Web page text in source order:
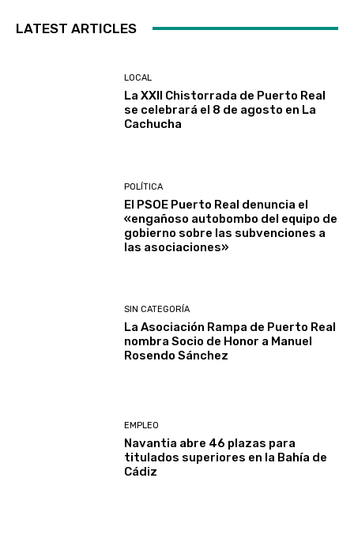
LATEST ARTICLES
LOCAL
La XXII Chistorrada de Puerto Real
se celebrará el 8 de agosto en La
Cachucha
POLÍTICA
El PSOE Puerto Real denuncia el
«engañoso autobombo del equipo de
gobierno sobre las subvenciones a
las asociaciones»
SIN CATEGORÍA
La Asociación Rampa de Puerto Real
nombra Socio de Honor a Manuel
Rosendo Sánchez
EMPLEO
Navantia abre 46 plazas para
titulados superiores en la Bahía de
Cádiz